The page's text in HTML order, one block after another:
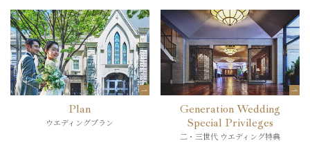
Plan
ウエディングプラン
Generation Wedding
Special Privileges
二・三世代 ウエディング特典